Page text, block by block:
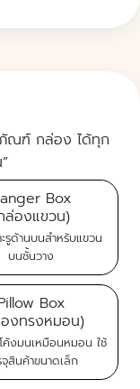
ภัณฑ์ กล่อง ได้ทุก
Box
ล่องแขวน)
รูด้านบนสำหรับแขวน
บนชั้นวาง
Box
งทรงหมอน)
งมนเหมือนหมอน ใช้
สินค้าขนาดเล็ก